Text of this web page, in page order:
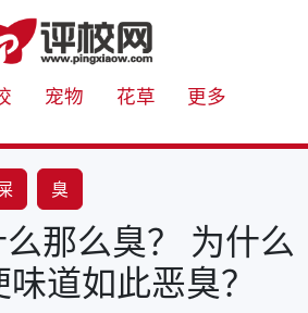
宠物 花草 更多
臭
那么臭？ 为什么
道如此恶臭？